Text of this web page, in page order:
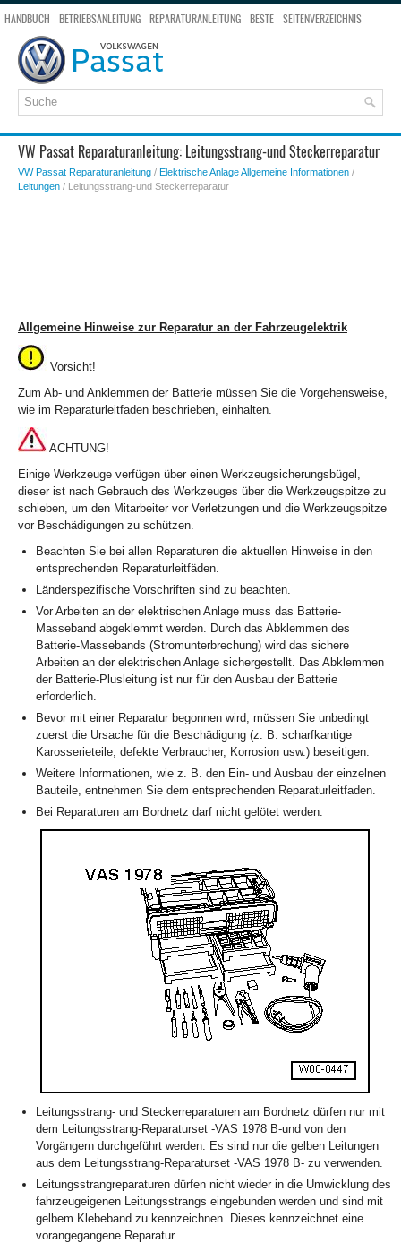
HANDBUCH BETRIEBSANLEITUNG REPARATURANLEITUNG BESTE
SEITENVERZEICHNIS
SEITENSUCHE
VW Passat Reparaturanleitung: Leitungsstrang-und Steckerreparatur
VW Passat Reparaturanleitung / Elektrische Anlage Allgemeine Informationen /
Leitungen / Leitungsstrang-und Steckerreparatur
Allgemeine Hinweise zur Reparatur an der Fahrzeugelektrik
Vorsicht!
Zum Ab- und Anklemmen der Batterie müssen Sie die Vorgehensweise,
wie im Reparaturleitfaden beschrieben, einhalten.
ACHTUNG!
Einige Werkzeuge verfügen über einen Werkzeugsicherungsbügel,
dieser ist nach Gebrauch des Werkzeuges über die Werkzeugspitze zu
schieben, um den Mitarbeiter vor Verletzungen und die Werkzeugspitze
vor Beschädigungen zu schützen.
Beachten Sie bei allen Reparaturen die aktuellen Hinweise in den
entsprechenden Reparaturleitfäden.
Länderspezifische Vorschriften sind zu beachten.
Vor Arbeiten an der elektrischen Anlage muss das Batterie-
Masseband abgeklemmt werden. Durch das Abklemmen des
Batterie-Massebands (Stromunterbrechung) wird das sichere
Arbeiten an der elektrischen Anlage sichergestellt. Das Abklemmen
der Batterie-Plusleitung ist nur für den Ausbau der Batterie
erforderlich.
Bevor mit einer Reparatur begonnen wird, müssen Sie unbedingt
zuerst die Ursache für die Beschädigung (z. B. scharfkantige
Karosserieteile, defekte Verbraucher, Korrosion usw.) beseitigen.
Weitere Informationen, wie z. B. den Ein- und Ausbau der einzelnen
Bauteile, entnehmen Sie dem entsprechenden Reparaturleitfaden.
Bei Reparaturen am Bordnetz darf nicht gelötet werden.
Leitungsstrang- und Steckerreparaturen am Bordnetz dürfen nur mit
dem Leitungsstrang-Reparaturset -VAS 1978 B-und von den
Vorgängern durchgeführt werden. Es sind nur die gelben Leitungen
aus dem Leitungsstrang-Reparaturset -VAS 1978 B- zu verwenden.
Leitungsstrangreparaturen dürfen nicht wieder in die Umwicklung des
fahrzeugeigenen Leitungsstrangs eingebunden werden und sind mit
gelbem Klebeband zu kennzeichnen. Dieses kennzeichnet eine
vorangegangene Reparatur.